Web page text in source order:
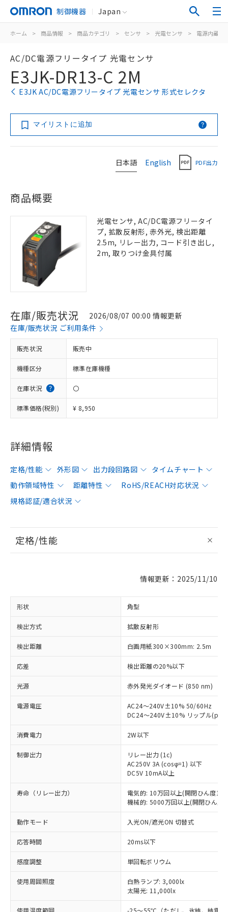
制御機器 Japan
ホーム > 商品情報 > 商品カテゴリ > センサ > 光電センサ > 電源内蔵形
AC/DC電源フリータイプ 光電センサ
E3JK-DR13-C 2M
E3JK AC/DC電源フリータイプ 光電センサ 形式セレクタ
マイリストに追加
日本語 English PDF出力
商品概要
光電センサ, AC/DC電源フリータイ
プ, 拡散反射形, 赤外光, 検出距離
2.5m, リレー出力, コード引き出し,
2m, 取りつけ金具付属
在庫/販売状況
2026/08/07 00:00 情報更新
在庫/販売状況 ご利用条件
販売状況 販売中
機種区分 標準在庫機種
在庫状況 〇
標準価格(税別) ¥ 8,950
詳細情報
定格/性能 外形図 出力段回路図
タイムチャート
動作領域特性
距離特性
RoHS/REACH対応状況
規格認証/適合状況
定格/性能
情報更新：2025/11/10
形状 角型
検出方式 拡散反射形
検出距離 白画用紙300×300mm: 2.5m
応差 検出距離の20%以下
光源 赤外発光ダイオード (850 nm)
電源電圧
AC24～240V±10% 50/60Hz
DC24～240V±10% リップル(p-
消費電力 2W以下
制御出力
リレー出力 (1c)
AC250V 3A (cosφ=1) 以下
DC5V 10mA以上
寿命（リレー出力）
電気的: 10万回以上(開閉ひん度
機械的: 5000万回以上(開閉ひん度
動作モード 入光ON/遮光ON 切替式
応答時間 20ms以下
感度調整 単回転ボリウム
使用周囲照度
白熱ランプ: 3,000lx
太陽光: 11,000lx
使用温度範囲 -25～55℃（ただし、氷結、結露し
対応済み：EU RoHS指令（10物質）の
非含有に対応した製品が提供可能な商品で